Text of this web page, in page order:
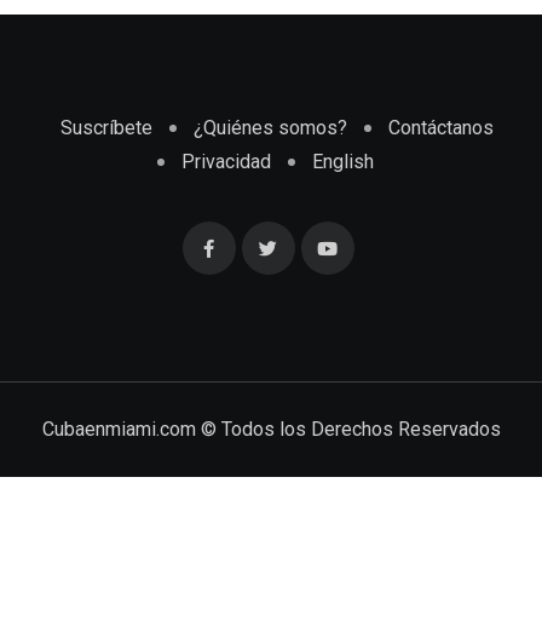
Suscríbete ¿Quiénes somos?
Contáctanos
Privacidad
English
Cubaenmiami.com © Todos los Derechos Reservados